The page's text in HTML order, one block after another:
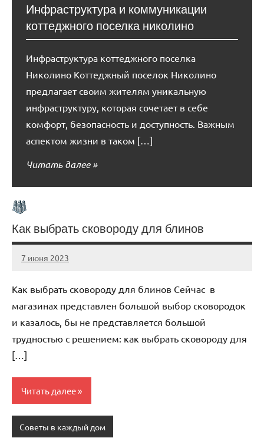
Инфраструктура и коммуникации
коттеджного поселка николино
Инфраструктура коттеджного поселка
Николино Коттеджный поселок Николино
предлагает своим жителям уникальную
инфраструктуру, которая сочетает в себе
комфорт, безопасность и доступность. Важным
аспектом жизни в таком […]
Читать далее
Как выбрать сковороду для блинов
7 июня 2023
scuralets_ru
Нет
Как выбрать сковороду для блинов Сейчас в
магазинах представлен большой выбор сковородок
и казалось, бы не представляется большой
трудностью с решением: как выбрать сковороду для
[…]
Читать далее
Советы в каждый дом